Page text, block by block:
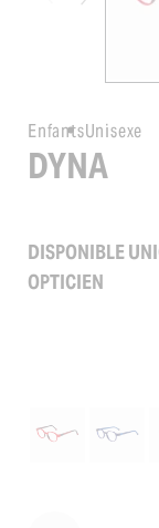
EnfantsUnisexe
DYNA
DISPONIBLE
OPTICIEN